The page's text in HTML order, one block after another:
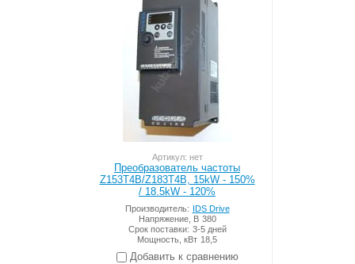
Артикул: нет
Преобразователь частоты
Z153T4B/Z183T4B, 15kW - 150%
/ 18.5kW - 120%
Производитель: IDS Drive
Напряжение, В 380
Срок поставки: 3-5 дней
Мощность, кВт 18,5
Добавить к сравнению